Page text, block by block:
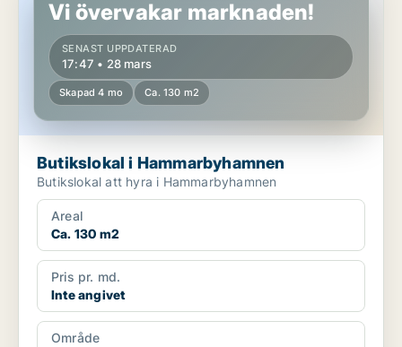
Vi övervakar marknaden!
SENAST UPPDATERAD
17:47 • 28 mars
Skapad 4 mo Ca. 130 m2
Butikslokal i Hammarbyhamnen
Butikslokal att hyra i Hammarbyhamnen
Areal
Ca. 130 m2
Pris pr. md.
Inte angivet
Område